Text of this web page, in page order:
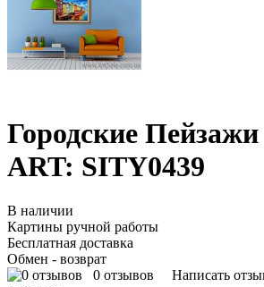
Городские
ART: SITY0439
В наличии
Картины ручной работы
Бесплатная доставка
Обмен - возврат
0 отзывов
Написать